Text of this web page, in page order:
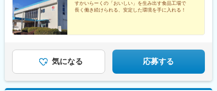
県北九州市若松区大字安瀬64-79※無料送迎バスを運行している工
場もございます。■受動喫煙対策／分煙：敷地内全面禁煙
すかいらーくの「おいしい」を生み出す食品工場で
長く働き続けられる、安定した環境を手に入れる！
気になる 応募する